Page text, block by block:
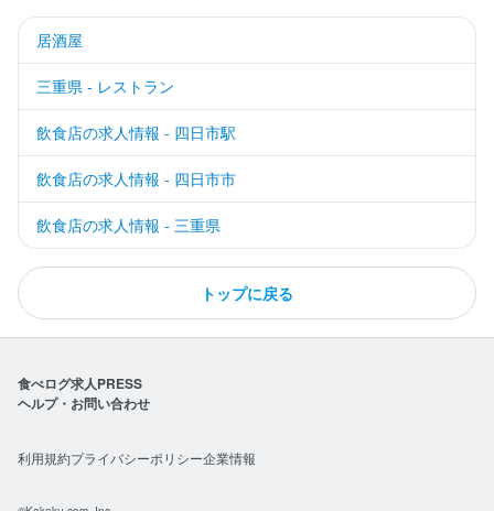
居酒屋
三重県 - レストラン
飲食店の求人情報 - 四日市駅
飲食店の求人情報 - 四日市市
飲食店の求人情報 - 三重県
トップに戻る
食べログ求人PRESS
ヘルプ・お問い合わせ
利用規約プライバシーポリシー企業情報